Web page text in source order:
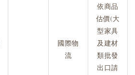
國際物
流
依商品
估價(大
型家具
及建材
類批發
出口請